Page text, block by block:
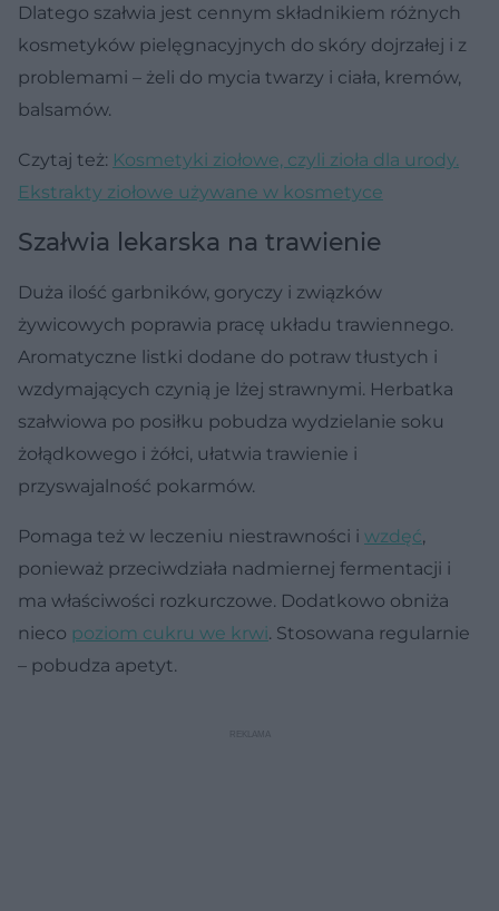
Dlatego szałwia jest cennym składnikiem różnych
kosmetyków pielęgnacyjnych do skóry dojrzałej i z
problemami – żeli do mycia twarzy i ciała, kremów,
balsamów.
Czytaj też: Kosmetyki ziołowe, czyli zioła dla urody.
Ekstrakty ziołowe używane w kosmetyce
Szałwia lekarska na trawienie
Duża ilość garbników, goryczy i związków
żywicowych poprawia pracę układu trawiennego.
Aromatyczne listki dodane do potraw tłustych i
wzdymających czynią je lżej strawnymi. Herbatka
szałwiowa po posiłku pobudza wydzielanie soku
żołądkowego i żółci, ułatwia trawienie i
przyswajalność pokarmów.
Pomaga też w leczeniu niestrawności i wzdęć,
ponieważ przeciwdziała nadmiernej fermentacji i
ma właściwości rozkurczowe. Dodatkowo obniża
nieco poziom cukru we krwi. Stosowana regularnie
– pobudza apetyt.